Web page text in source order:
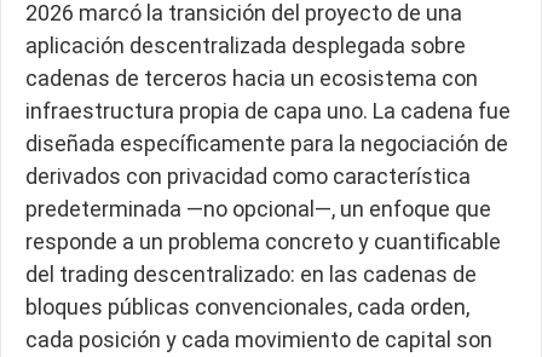
2026 marcó la transición del proyecto de una
aplicación descentralizada desplegada sobre
cadenas de terceros hacia un ecosistema con
infraestructura propia de capa uno. La cadena fue
diseñada específicamente para la negociación de
derivados con privacidad como característica
predeterminada —no opcional—, un enfoque que
responde a un problema concreto y cuantificable
del trading descentralizado: en las cadenas de
bloques públicas convencionales, cada orden,
cada posición y cada movimiento de capital son